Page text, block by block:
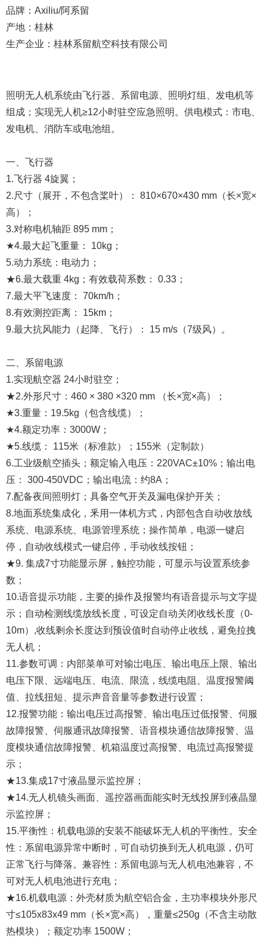
品牌： Axiliu/阿系留
产地：桂林
生产企业：桂林系留航空科技有限公司
照明无人机系统由飞行器、系留电源、照明灯组、发电机等
组成；实现无人机≥12小时驻空应急照明。供电模式：市电、
发电机、消防车或电池组。
一、飞行器
1.飞行器 4旋翼；
2.尺寸（展开，不包含桨叶）： 810×670×430 mm（长×宽×
高）；
3.对称电机轴距 895 mm；
★4.最大起飞重量： 10kg；
5.动力系统：电动力；
★6.最大载重 4kg；有效载荷系数： 0.33；
7.最大平飞速度： 70km/h；
8.有效测控距离： 15km；
9.最大抗风能力（起降、飞行）： 15 m/s（7级风）。
二、系留电源
1.实现航空器 24小时驻空；
★2.外形尺寸：460 × 380 ×320 mm （长×宽×高）；
★3.重量：19.5kg（包含线缆）；
★4.额定功率：3000W；
★5.线缆： 115米（标准款）；155米（定制款）
6.工业级航空插头；额定输入电压：220VAC±10%；输出电
压： 300-450VDC；输出电流：约8A；
7.配备夜间照明灯；具备空气开关及漏电保护开关；
8.地面系统集成化，釆用一体机方式，内部包含自动收放线
系统、电源系统、电源管理系统；操作简单，电源一键启
停，自动收线模式一键启停，手动收线按钮；
★9. 集成7寸功能显示屏，触控功能，可显示与设置系统参
数；
10.语音提示功能，主要的操作及报警均有语音提示与文字提
示；自动检测线缆放线长度，可设定自动关闭收线长度（0-
10m）,收线剩余长度达到预设值时自动停止收线，避免拉拽
无人机；
11.参数可调：内部菜单可对输岀电压、输出电压上限、输出
电压下限、远端电压、电流、限流，线缆电阻、温度报警阈
值、拉线扭短、提示声音音量等参数进行设置；
12.报警功能：输出电压过高报警、输出电压过低报警、伺服
故障报警、伺服通讯故障报警、语音模块通信故障报警、温
度模块通信故障报警、机箱温度过高报警、电流过高报警提
示；
★13.集成17寸液晶显示监控屏；
★14.无人机镜头画面、遥控器画面能实时无线投屏到液晶显
示监控屏；
15.平衡性：机载电源的安装不能破坏无人机的平衡性。安全
性：系留电源异常中断时，可自动切换到无人机电源，仍可
正常飞行与降落。兼容性：系留电源与无人机电池兼容，不
可对无人机电池进行充电；
★16.机载电源：外壳材质为航空铝合金，主功率模块外形尺
寸≤105x83x49 mm（长×宽×高），重量≤250g（不含主动散
热模块）；额定功率 1500W；